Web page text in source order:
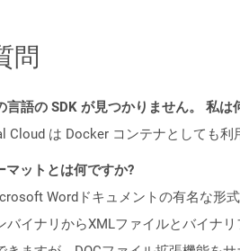
問
言語の SDK が見つかりません。 私は
Cloud は Docker コンテナとしても利
マットとは何ですか?
Wordドキュメントの有名な形
バイナリからXMLファイルとバイナ